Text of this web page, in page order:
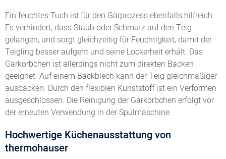
Ein feuchtes Tuch ist für den Gärprozess ebenfalls hilfreich.
Es verhindert, dass Staub oder Schmutz auf den Teig
gelangen, und sorgt gleichzeitig für Feuchtigkeit, damit der
Teigling besser aufgeht und seine Lockerheit erhält. Das
Gärkörbchen ist allerdings nicht zum direkten Backen
geeignet. Auf einem Backblech kann der Teig gleichmäßiger
ausbacken. Durch den flexiblen Kunststoff ist ein Verformen
ausgeschlossen. Die Reinigung der Gärkörbchen erfolgt vor
der erneuten Verwendung in der Spülmaschine.
Hochwertige Küchenausstattung von
thermohauser